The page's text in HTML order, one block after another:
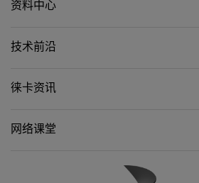
资料中心
技术前沿
徕卡资讯
网络课堂